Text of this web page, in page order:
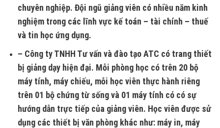
chuyên nghiệp. Đội ngũ giảng viên có nhiều năm kinh
nghiệm trong các lĩnh vực kế toán – tài chính – thuế
và tin học ứng dụng.
– Công ty TNHH Tư vấn và đào tạo ATC có trang thiết
bị giảng dạy hiện đại. Mỗi phòng học có trên 20 bộ
máy tính, máy chiếu, mỗi học viên thực hành riêng
trên 01 bộ chứng từ sống và 01 máy tính có có sự
hướng dẫn trực tiếp của giảng viên. Học viên được sử
dụng các thiết bị văn phòng khác như: máy in, máy